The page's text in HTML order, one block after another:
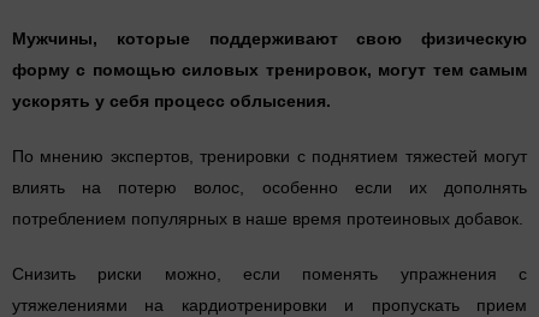
Мужчины, которые поддерживают свою физическую
форму с помощью силовых тренировок, могут тем самым
ускорять у себя процесс облысения.
По мнению экспертов, тренировки с поднятием тяжестей могут
влиять на потерю волос, особенно если их дополнять
потреблением популярных в наше время протеиновых добавок.
Снизить риски можно, если поменять упражнения с
утяжелениями на кардиотренировки и пропускать прием